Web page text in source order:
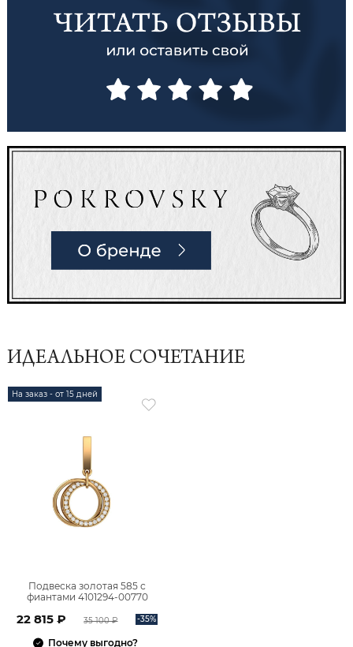
ИДЕАЛЬНОЕ СОЧЕТАНИЕ
На заказ - от 15 дней
Подвеска золотая 585 с
фиантами 4101294-00770
22 815 ₽ 35 100 ₽ -35%
Почему выгодно?